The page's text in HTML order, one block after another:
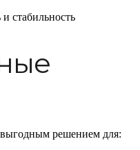
стабильность
выгодным решением для: